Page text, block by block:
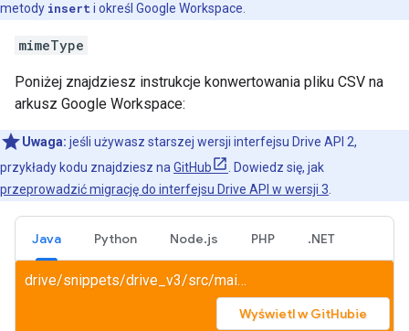
metody insert i określ Google Workspace.
mimeType
Poniżej znajdziesz instrukcje konwertowania pliku CSV na
arkusz Google Workspace:
Uwaga: jeśli używasz starszej wersji interfejsu Drive API 2,
przykłady kodu znajdziesz na GitHub
. Dowiedz się, jak
przeprowadzić migrację do interfejsu Drive API w wersji 3
Java Python Node.js PHP .NET
drive/snippets/drive_v3/src/main/java/UploadWithConversion.java
Wyświetl w GitHubie